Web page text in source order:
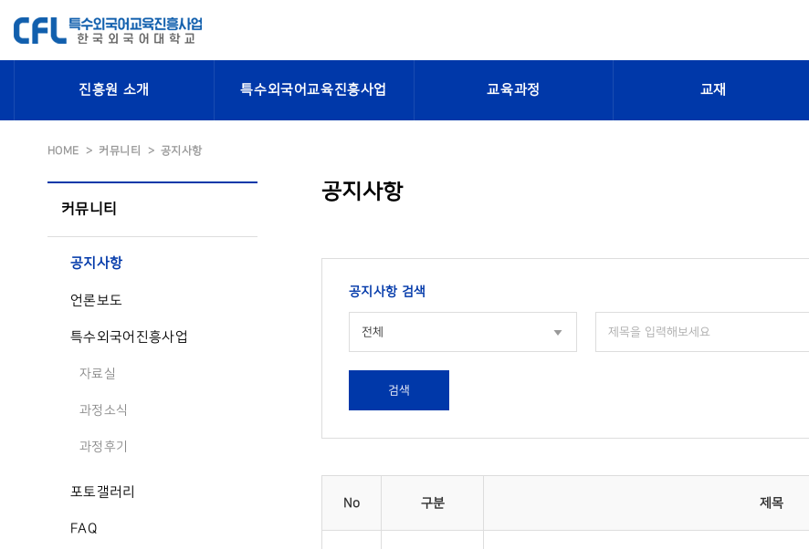
진흥원 소개 특수외국어교육진흥사업 교육과정 교재
HOME 커뮤니티 공지사항
커뮤니티
공지사항
언론보도
특수외국어진흥사업
자료실
과정소식
과정후기
포토갤러리
FAQ
공지사항
공지사항 검색
전체
검색
No 구분 제목